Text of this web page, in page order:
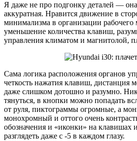
Я даже не про подгонку деталей —
аккуратная. Нравится движение в
минимализма в организации рабочего
уменьшение количества клавиш,
управления климатом и магнитолой,
Сама логика расположения органов
четкость нажатия клавиш,
даже слишком дотошно и разумно.
тянуться, в кнопки можно попадать
от руля, пиктограммы огромные, а
монохромный и оттого очень
обозначения и «иконки» на
разглядеть даже с -5 в каждом глазу.